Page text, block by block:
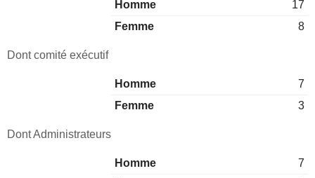
Homme
17
Femme
8
Dont comité exécutif
Homme
7
Femme
3
Dont Administrateurs
Homme
7